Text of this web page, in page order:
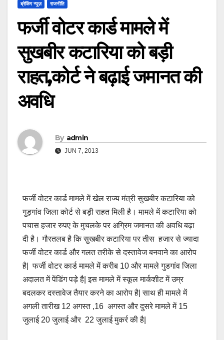
ब्रेकिंग न्यूज़ राजनीति
फर्जी वोटर कार्ड मामले में
सुखबीर कटारिया को बड़ी
राहत,कोर्ट ने बढ़ाई जमानत की
अवधि
By admin
JUN 7, 2013
फर्जी वोटर कार्ड मामले में खेल राज्य मंत्री सुखबीर कटारिया को
गुड़गांव जिला कोर्ट से बड़ी राहत मिली है। मामले में कटारिया को
पचास हजार रुपए के मुचलके पर अग्रिम जमानत की अवधि बढ़ा
दी है। गौरतलब है कि सुखबीर कटारिया पर तीस हजार से ज्यादा
फर्जी वोटर कार्ड और गलत तरीके से दस्तावेज बनवाने का आरोप
है| फर्जी वोटर कार्ड मामले में करीब 10 और मामले गुडगांव जिला
अदालत में पेंडिंग पड़े है| इस मामले में स्कूल मार्कशीट में उम्र
बदलकर दस्तावेज तैयार करने का आरोप है| साथ ही मामले में
अगली तारीख 12 अगस्त ,16 अगस्त और दुसरे मामले में 15
जुलाई 20 जुलाई और 22 जुलाई मुकर्र की है|